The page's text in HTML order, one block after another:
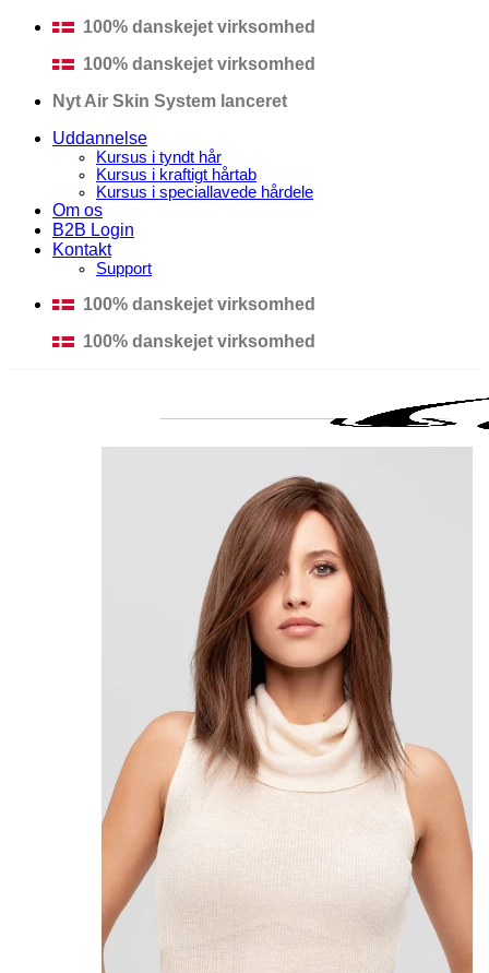
Fortsæt
indhold
100% danskejet virksomhed
100% danskejet virksomhed
Nyt Air Skin System lanceret
Uddannelse
Kursus i tyndt hår
Kursus i kraftigt hårtab
Kursus i speciallavede hårdele
Om os
B2B Login
Kontakt
Support
100% danskejet virksomhed
100% danskejet virksomhed
Volume i midterskilning
Pletskaldethed (alopecia areata)
Hår extensions til fint hår
Paryk til kvinder
Toupé til mænd
Paryk til mænd
Pletskaldethed mænd (alopecia areata)
Tilskud til paryk
Book Gratis Konsultation